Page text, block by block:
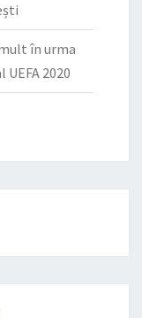
în urma
2020